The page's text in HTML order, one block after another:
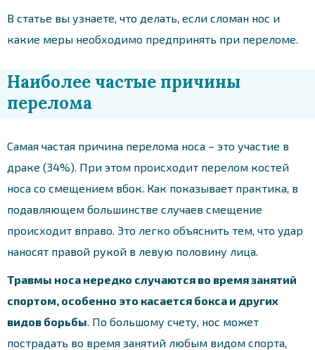
В статье вы узнаете, что делать, если сломан нос и
какие меры необходимо предпринять при переломе.
Наиболее частые причины
перелома
Самая частая причина перелома носа – это участие в
драке (34%). При этом происходит перелом костей
носа со смещением вбок. Как показывает практика, в
подавляющем большинстве случаев смещение
происходит вправо. Это легко объяснить тем, что удар
наносят правой рукой в левую половину лица.
Травмы носа нередко случаются во время занятий
спортом, особенно это касается бокса и других
видов борьбы . По большому счету, нос может
пострадать во время занятий любым видом спорта,